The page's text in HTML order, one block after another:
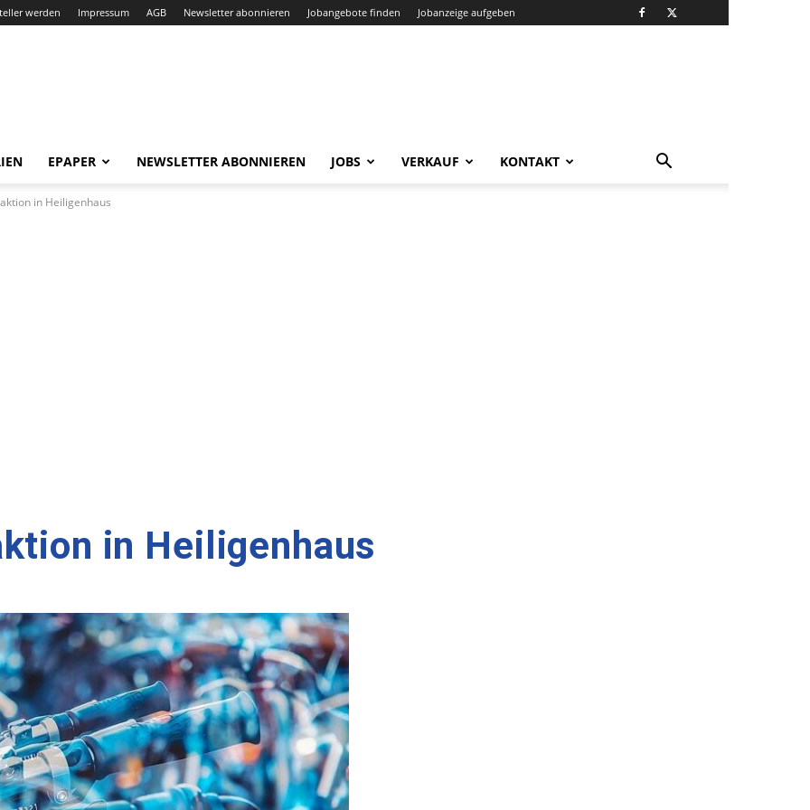
werden Impressum AGB Newsletter abonnieren Jobangebote finden Jobanzeige aufgeben
EPAPER NEWSLETTER ABONNIEREN JOBS VERKAUF KONTAKT
in Heiligenhaus
in Heiligenhaus